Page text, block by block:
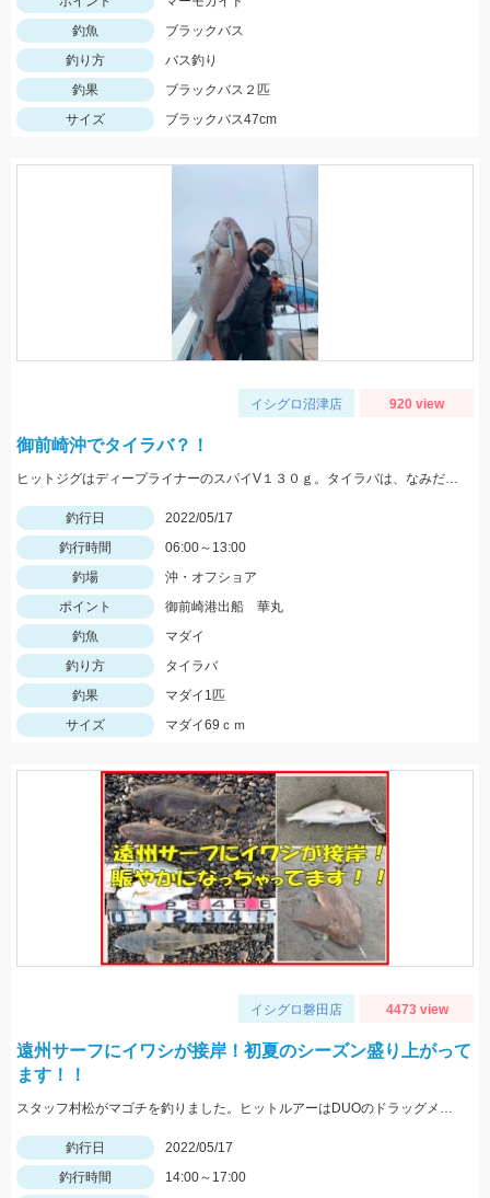
釣魚
ブラックバス
釣り方
バス釣り
釣果
ブラックバス２匹
サイズ
ブラックバス47cm
イシグロ沼津店 920 view
御前崎沖でタイラバ？！
ヒットジグはディープライナーのスパイV１３０ｇ。タイラバは、なみだまＴＧ８０ｇやビンビン玉１００ｇ等を使用
釣行日
2022/05/17
釣行時間
06:00～13:00
釣場
沖・オフショア
ポイント
御前崎港出船 華丸
釣魚
マダイ
釣り方
タイラバ
釣果
マダイ1匹
サイズ
マダイ69ｃｍ
イシグロ磐田店 4473 view
遠州サーフにイワシが接岸！初夏のシーズン盛り上がって
ます！！
スタッフ村松がマゴチを釣りました。ヒットルアーはDUOのドラッグメタルキャストショット30gのイワシカラー。
釣行日
2022/05/17
釣行時間
14:00～17:00